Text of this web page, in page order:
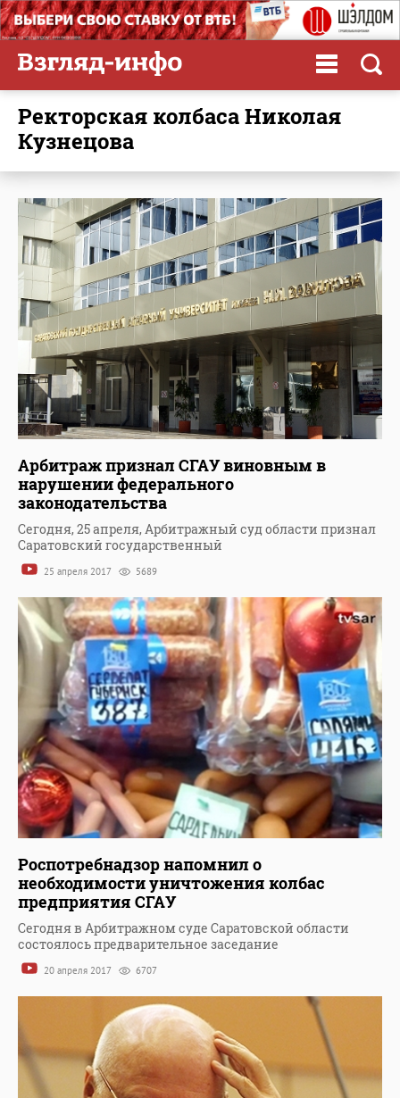
Ректорская колбаса Николая
Кузнецова
Арбитраж признал СГАУ виновным в
нарушении федерального
законодательства
Сегодня, 25 апреля, Арбитражный суд области признал
Саратовский государственный
25 апреля 2017 5689
Роспотребнадзор напомнил о
необходимости уничтожения колбас
предприятия СГАУ
Сегодня в Арбитражном суде Саратовской области
состоялось предварительное заседание
20 апреля 2017 6707